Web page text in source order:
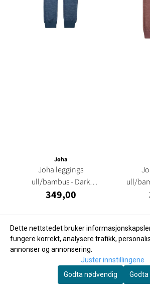
Joha
Joha leggings
ull/bambus - Dark
Denim
349,00
ull/
Dette nettstedet bruker
fungere korrekt, analysere trafikk,
annonser og annonsering.
Juster innstillingene
Godta nødvendig
Godta